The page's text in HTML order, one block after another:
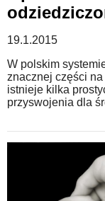
19.1.2015
W polskim
znacznej części
istnieje kilka
przyswojenia dla